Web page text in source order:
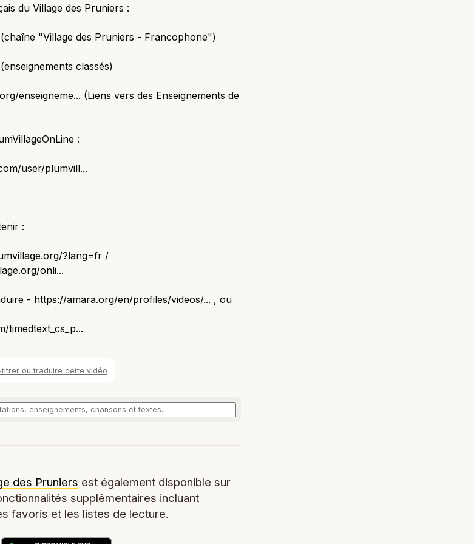
du Village des Pruniers :
"Village des Pruniers - Francophone")
classés)
enseigneme... (Liens vers des Enseignements de
:
user/plumvill...
:
?lang=fr /
onli...
- https://amara.org/en/profiles/videos/... , ou
timedtext_cs_p...
titrer ou traduire cette vidéo
des Pruniers est également disponible sur
supplémentaires incluant
favoris et les listes de lecture.